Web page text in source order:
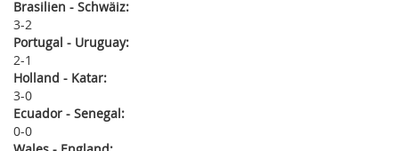
Brasilien - Schwäiz:
3 2
Portugal - Uruguay:
2 1
Holland - Katar:
3 0
Ecuador - Senegal:
0 0